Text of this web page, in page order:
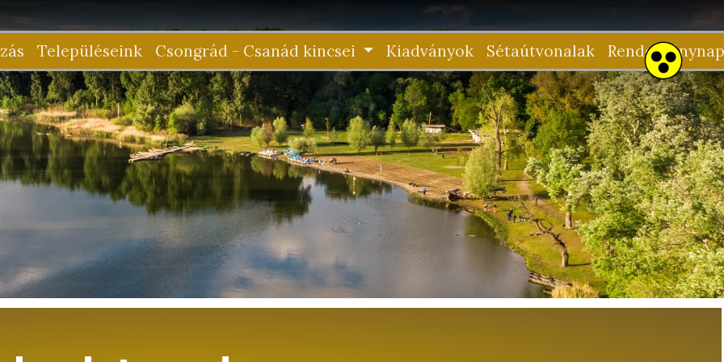
Településeink Csongrád - Csanád kincsei Kiadványok Sétaútvonalak